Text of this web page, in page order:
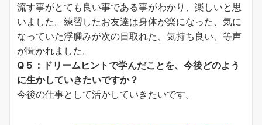
流す事がとても良い事である事がわかり、楽しいと思
いました。練習したお友達は身体が楽になった、気に
なっていた浮腫みが次の日取れた、気持ち良い、等声
が聞かれました。
Q５：ドリームヒントで学んだことを、今後どのよう
に生かしていきたいですか？
今後の仕事として活かしていきたいです。